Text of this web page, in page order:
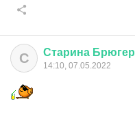
С Старина Брюгер
14:10, 07.05.2022